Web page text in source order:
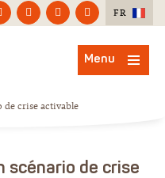
FR
Menu
de crise activable
scénario de crise